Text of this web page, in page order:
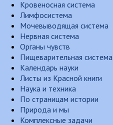
Кровеносная система
Лимфосистема
Мочевыводящая система
Нервная система
Органы чувств
Пищеварительная система
Календарь науки
Листы из Красной книги
Наука и техника
По страницам истории
Природа и мы
Комплексные задачи